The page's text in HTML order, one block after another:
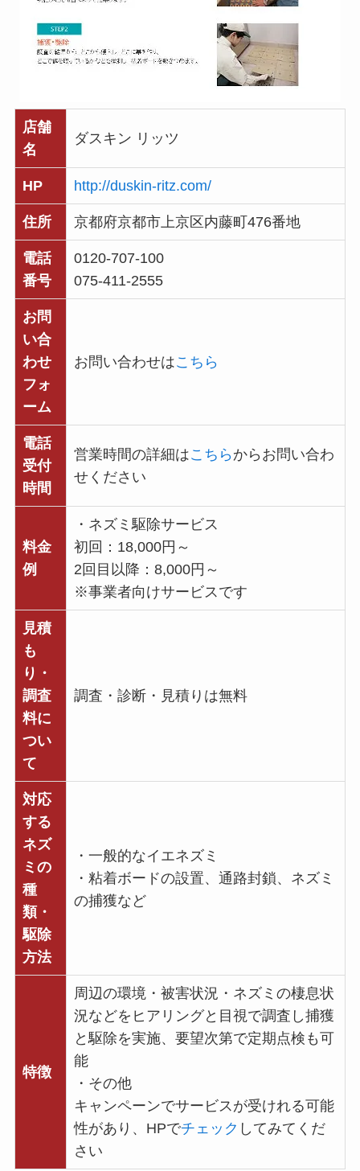
店舗
名
ダスキン リッツ
HP http://duskin-ritz.com/
住所 京都府京都市上京区内藤町476番地
電話
番号
0120-707-100
075-411-2555
お問
い合
わせ
フォ
ーム
お問い合わせはこちら
電話
受付
時間
営業時間の詳細はこちら からお問い合わ
せください
料金
例
・ネズミ駆除サービス
初回：18,000円～
2回目以降：8,000円～
※事業者向けサービスです
見積
も
り・
調査
料に
つい
て
調査・診断・見積りは無料
対応
する
ネズ
ミの
種
類・
駆除
方法
・一般的なイエネズミ
・粘着ボードの設置、通路封鎖、ネズミ
の捕獲など
特徴
周辺の環境・被害状況・ネズミの棲息状
況などをヒアリングと目視で調査し捕獲
と駆除を実施、要望次第で定期点検も可
能
・その他
キャンペーンでサービスが受けれる可能
性があり、HPでチェック してみてくだ
さい